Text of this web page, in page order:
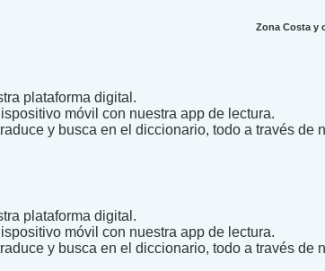
Zona Costa y
plataforma digital.
móvil con nuestra app de lectura.
y busca en el diccionario, todo a través de
plataforma digital.
móvil con nuestra app de lectura.
y busca en el diccionario, todo a través de